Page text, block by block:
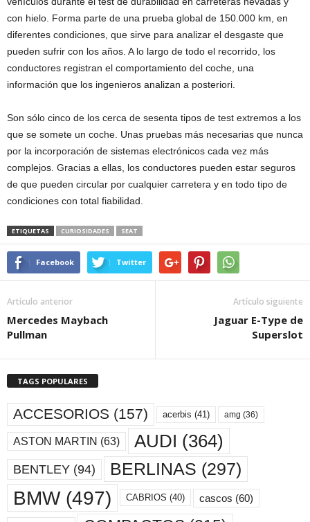
con hielo. Forma parte de una prueba global de 150.000 km, en
diferentes condiciones, que sirve para analizar el desgaste que
pueden sufrir con los años. A lo largo de todo el recorrido, los
conductores registran el comportamiento del coche, una
información que los ingenieros analizan a posteriori.
Son sólo cinco de los cerca de sesenta tipos de test extremos a los
que se somete un coche. Unas pruebas más necesarias que nunca
por la incorporación de sistemas electrónicos cada vez más
complejos. Gracias a ellas, los conductores pueden estar seguros
de que pueden circular por cualquier carretera y en todo tipo de
condiciones con total fiabilidad.
ETIQUETAS CURIOSIDADES SEAT
Facebook Twitter
Artículo anterior
Mercedes Maybach
Pullman
Artículo siguiente
Jaguar E-Type de
Superslot
TAGS POPULARES
ACCESORIOS (157) acerbis (41) amg (36)
ASTON MARTIN (63) AUDI (364)
BENTLEY (94) BERLINAS (297)
BMW(497) CABRIOS (40) cascos (60)